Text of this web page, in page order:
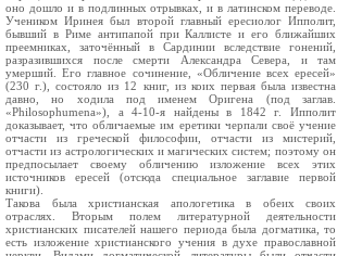
оно дошло и в подлинных отрывках, и в латинском переводе.
Учеником Иринея был второй главный ересиолог Ипполит,
бывший в Риме антипапой при Каллисте и его ближайших
преемниках, заточённый в Сардинии вследствие гонений,
разразившихся после смерти Александра Севера, и там
умерший. Его главное сочинение, «Обличение всех ересей»
(230 г.), состояло из 12 книг, из коих первая была известна
давно, но ходила под именем Оригена (под заглав.
«Philosophumena»), a 4-10-я найдены в 1842 г. Ипполит
доказывает, что обличаемые им еретики черпали своё учение
отчасти из греческой философии, отчасти из мистерий,
отчасти из астрологических и магических систем; поэтому он
предпосылает своему обличению изложение всех этих
источников ересей (отсюда специальное заглавие первой
книги).
Такова была христианская апологетика в обеих своих
отраслях. Вторым полем литературной деятельности
христианских писателей нашего периода была догматика, то
есть изложение христианского учения в духе православной